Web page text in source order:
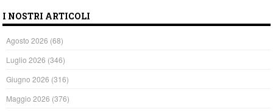
I NOSTRI ARTICOLI
Agosto 2026 (68)
Luglio 2026 (346)
Giugno 2026 (316)
Maggio 2026 (376)